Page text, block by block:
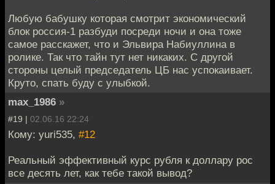
Любую бабушку которая смотрит экономический
блок россия-1 разбуди посреди ночи и она тоже
самое расскажет, что и Эльвира Набиуллина в
ролике. Так что тайн тут нет никаких. С другой
стороны целый председатель ЦБ нас успокаивает.
Круто, спать буду с улыбкой.
max_1986 »
#19 | 02.06.16 22:24
Кому: yuri535, #12
Реальный эффективный курс рубля к доллару рос
все десять лет, как тебе такой вывод?